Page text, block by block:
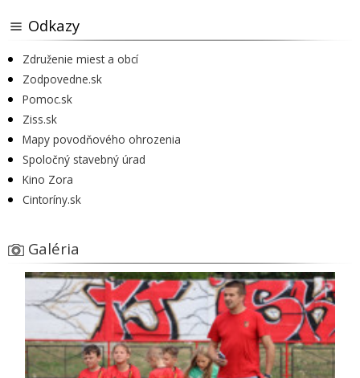
Odkazy
Združenie miest a obcí
Zodpovedne.sk
Pomoc.sk
Ziss.sk
Mapy povodňového ohrozenia
Spoločný stavebný úrad
Kino Zora
Cintoríny.sk
Galéria